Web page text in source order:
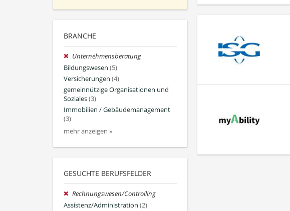
BRANCHE
Unternehmensberatung
Bildungswesen (5)
Versicherungen (4)
gemeinnützige Organisationen und
Soziales(3)
Immobilien / Gebäudemanagement
(3)
mehr anzeigen »
GESUCHTE BERUFSFELDER
Rechnungswesen/Controlling
Assistenz/Administration (2)